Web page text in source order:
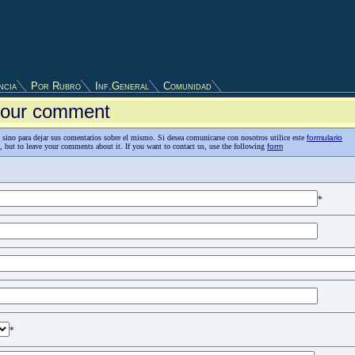
Por Rubro Inf.General Comunidad
comment
para dejar sus comentarios sobre el mismo. Si desea comunicarse con nosotros utilice este formulario
to leave your comments about it. If you want to contact us, use the following form
*
*